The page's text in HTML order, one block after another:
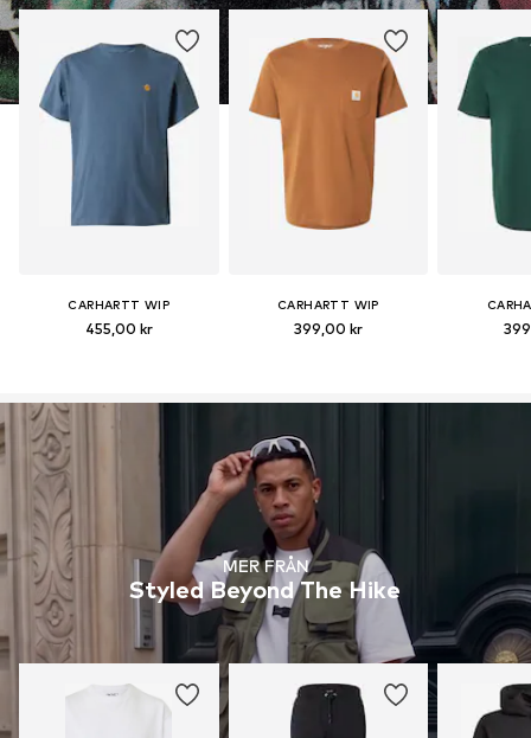
CARHARTT WIP
455,00 kr
CARHARTT WIP
399,00 kr
MER FRÅN
Styled Beyond The Hike